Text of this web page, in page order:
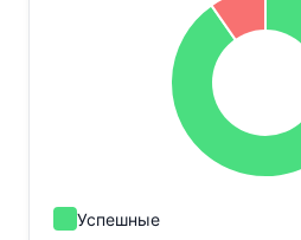
Успешные